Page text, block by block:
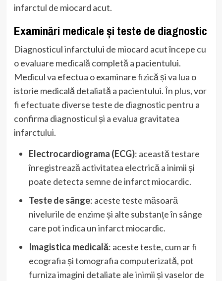
infarctul de miocard acut.
Examinări medicale și teste de diagnostic
Diagnosticul infarctului de miocard acut începe cu
o evaluare medicală completă a pacientului.
Medicul va efectua o examinare fizică și va lua o
istorie medicală detaliată a pacientului. În plus, vor
fi efectuate diverse teste de diagnostic pentru a
confirma diagnosticul și a evalua gravitatea
infarctului.
Electrocardiograma (ECG): această testare
înregistrează activitatea electrică a inimii și
poate detecta semne de infarct miocardic.
Teste de sânge: aceste teste măsoară
nivelurile de enzime și alte substanțe în sânge
care pot indica un infarct miocardic.
Imagistica medicală: aceste teste, cum ar fi
ecografia și tomografia computerizată, pot
furniza imagini detaliate ale inimii și vaselor de